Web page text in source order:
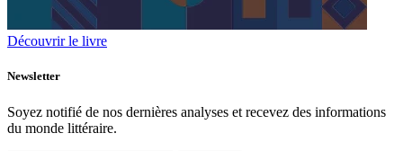
Découvrir le livre
Newsletter
Soyez notifié de nos dernières analyses et recevez des informations
du monde littéraire.